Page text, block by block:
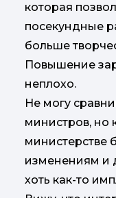
которая
посекундные
больше
Повышение
неплохо.
Не могу
министров, но
министерстве
изменениям и
хоть как-то